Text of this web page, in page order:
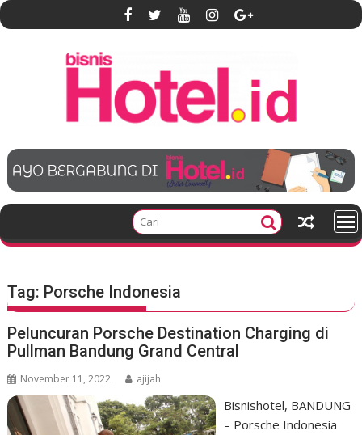
S
k
e
t
Tag: Porsche Indonesia
Peluncuran Porsche Destination Charging di
Pullman Bandung Grand Central
November 11, 2022 ajijah
Bisnishotel, BANDUNG
– Porsche Indonesia